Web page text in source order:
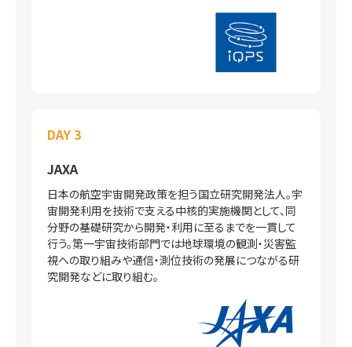
DAY 3
JAXA
日本の航空宇宙開発政策を担う国立研究開発法人。宇
宙開発利用を技術で支える中核的実施機関として、同
分野の基礎研究から開発・利用に至るまでを一貫して
行う。第一宇宙技術部門では地球環境の観測・災害監
視への取り組みや通信・測位技術の発展につながる研
究開発などに取り組む。